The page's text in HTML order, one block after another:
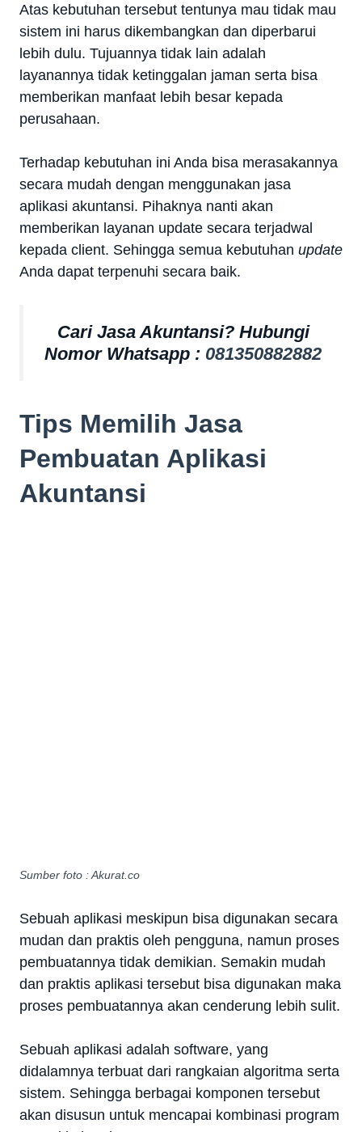
Atas kebutuhan tersebut tentunya mau tidak mau
sistem ini harus dikembangkan dan diperbarui
lebih dulu. Tujuannya tidak lain adalah
layanannya tidak ketinggalan jaman serta bisa
memberikan manfaat lebih besar kepada
perusahaan.
Terhadap kebutuhan ini Anda bisa merasakannya
secara mudah dengan menggunakan jasa
aplikasi akuntansi. Pihaknya nanti akan
memberikan layanan update secara terjadwal
kepada client. Sehingga semua kebutuhan update
Anda dapat terpenuhi secara baik.
Cari Jasa Akuntansi? Hubungi
Nomor Whatsapp : 081350882882
Tips Memilih Jasa
Pembuatan Aplikasi
Akuntansi
Sumber foto : Akurat.co
Sebuah aplikasi meskipun bisa digunakan secara
mudan dan praktis oleh pengguna, namun proses
pembuatannya tidak demikian. Semakin mudah
dan praktis aplikasi tersebut bisa digunakan maka
proses pembuatannya akan cenderung lebih sulit.
Sebuah aplikasi adalah software, yang
didalamnya terbuat dari rangkaian algoritma serta
sistem. Sehingga berbagai komponen tersebut
akan disusun untuk mencapai kombinasi program